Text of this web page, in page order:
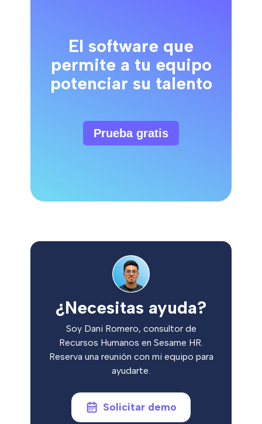
El software que
permite a tu equipo
potenciar su talento
Prueba gratis
¿Necesitas ayuda?
Soy Dani Romero, consultor de
Recursos Humanos en Sesame HR.
Reserva una reunión con mi equipo para
ayudarte.
Solicitar demo